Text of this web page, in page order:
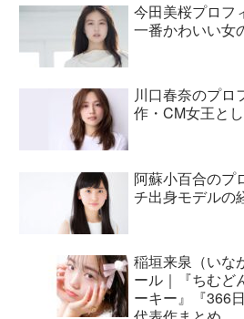
今田美桜プロフ
一番かわいい女
川口春奈のプロ
作・CM女王と
阿蘇小百合の
チ出身モデルの
稲垣来泉（いな
ール｜『ちむど
ーキー』『366